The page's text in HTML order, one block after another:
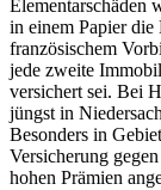
Elementarschäden
in einem Papier die
französischem
jede zweite
versichert sei. Bei
jüngst in
Besonders in
Versicherung
hohen Prämien